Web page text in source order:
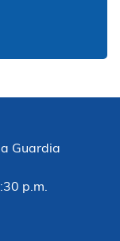
Guardia
p.m.